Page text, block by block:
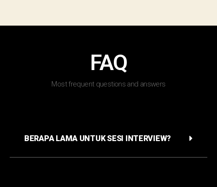
FAQ
Most frequent questions and answers
BERAPA LAMA UNTUK SESI INTERVIEW?